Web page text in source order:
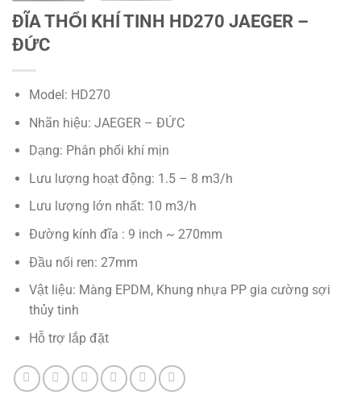
ĐĨA THỔI KHÍ TINH HD270 JAEGER –
ĐỨC
Model: HD270
Nhãn hiệu: JAEGER – ĐỨC
Dạng: Phân phối khí mịn
Lưu lượng hoạt động: 1.5 – 8 m3/h
Lưu lượng lớn nhất: 10 m3/h
Đường kính đĩa : 9 inch ~ 270mm
Đầu nối ren: 27mm
Vật liệu: Màng EPDM, Khung nhựa PP gia cường sợi
thủy tinh
Hỗ trợ lắp đặt